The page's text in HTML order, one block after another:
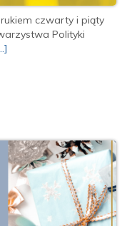
czwarty i piąty
Polityki